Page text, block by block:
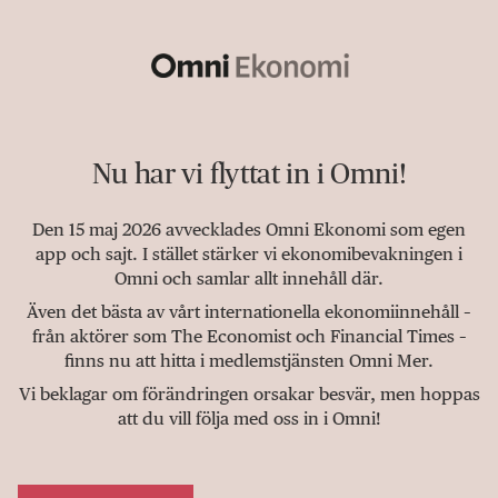
Nu har vi flyttat in i Omni!
Den 15 maj 2026 avvecklades Omni Ekonomi som egen
app och sajt. I stället stärker vi ekonomibevakningen i
Omni och samlar allt innehåll där.
Även det bästa av vårt internationella ekonomiinnehåll –
från aktörer som The Economist och Financial Times –
finns nu att hitta i medlemstjänsten Omni Mer.
Vi beklagar om förändringen orsakar besvär, men hoppas
att du vill följa med oss in i Omni!